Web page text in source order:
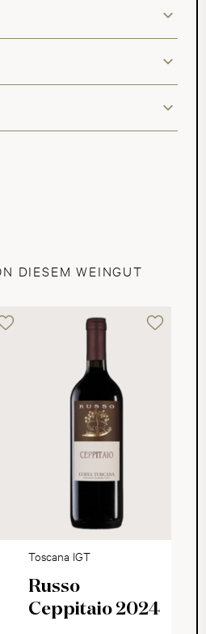
DIESEM WEINGUT
Toscana IGT
Russo
Ceppitaio 2024